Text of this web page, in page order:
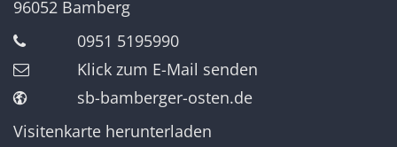
96052 Bamberg
0951 5195990
Klick zum E-Mail senden
sb-bamberger-osten.de
Visitenkarte herunterladen